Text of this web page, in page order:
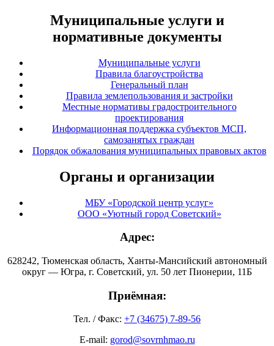
Муниципальные услуги и
нормативные документы
Муниципальные услуги
Правила благоустройства
Генеральный план
Правила землепользования и застройки
Местные нормативы градостроительного
проектирования
Информационная поддержка субъектов МСП,
самозанятых граждан
Порядок обжалования муниципальных правовых актов
Органы и организации
МБУ «Городской центр услуг»
ООО «Уютный город Советский»
Адрес:
628242, Тюменская область, Ханты-Мансийский автономный
округ — Югра, г. Советский, ул. 50 лет Пионерии, 11Б
Приёмная:
Тел. / Факс: +7 (34675) 7-89-56
E-mail: gorod@sovrnhmao.ru